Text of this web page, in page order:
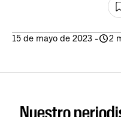
15 de mayo de 2023 - 2
Nuestro